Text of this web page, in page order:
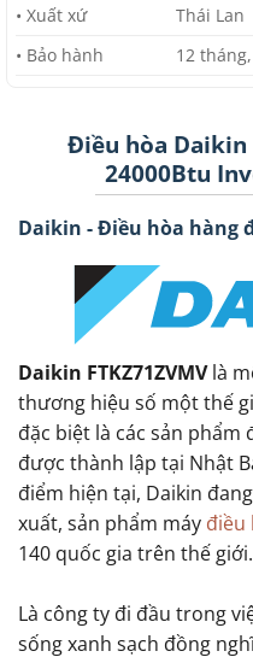
• Xuất xứ
Thái Lan
• Bảo hành
12
Điều hòa Daikin
24000Btu
Daikin - Điều hòa hàng
Daikin FTKZ71ZVMVlà
thương hiệu số một thế
đặc biệt là các sản phẩm
được thành lập tại Nhật
điểm hiện tại, Daikin
xuất, sản phẩm máy điều
140 quốc gia trên thế giới.
Là công ty đi đầu trong
sống xanh sạch đồng